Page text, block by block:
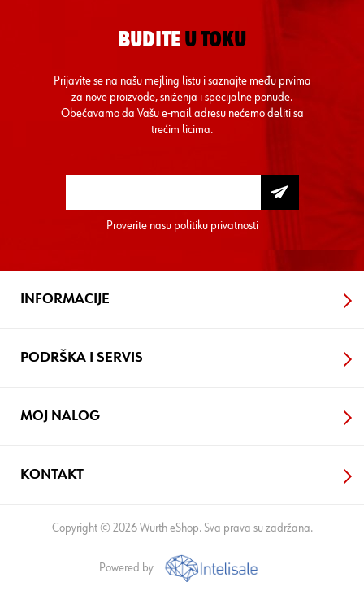
BUDITE U TOKU
Prijavite se na našu mejling listu i saznajte među prvima
za nove proizvode, sniženja i specijalne ponude.
Obećavamo da Vašu e-mail adresu nećemo deliti sa
trećim licima.
Proverite nasu politiku privatnosti
INFORMACIJE
PODRŠKA I SERVIS
MOJ NALOG
KONTAKT
Copyright © 2026 Wurth eShop. Sva prava su zadržana.
Powered by